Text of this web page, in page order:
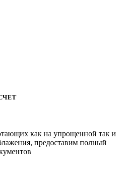
как на упрощенной так и
предоставим полный